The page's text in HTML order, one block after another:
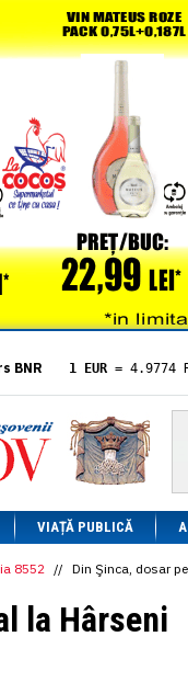
BNR 1 EUR = 4.9774
= 5.8304
1 XAU= 464.4611
1 AED= 1.1933
1 AUD= 2.7957
1 BGN= 2.5449
1 CAD= 3.1559
1 CHF= 5.2813
1 CNY= 0.6015
1 DKK
= 0.6668
1 EGP = 0.0860
VIAȚĂ PUBLICĂ
8552 // Din Şinca, dosar
la Hârseni